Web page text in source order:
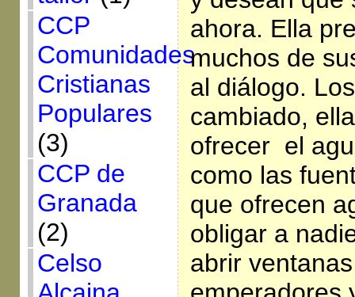
CCP
Comunidades
Cristianas
Populares
(3)
CCP de
Granada
(2)
Celso
ahora. Ella
muchos de
al diálogo.
cambiado,
ofrecer el
como las
que ofrecen
obligar a
abrir